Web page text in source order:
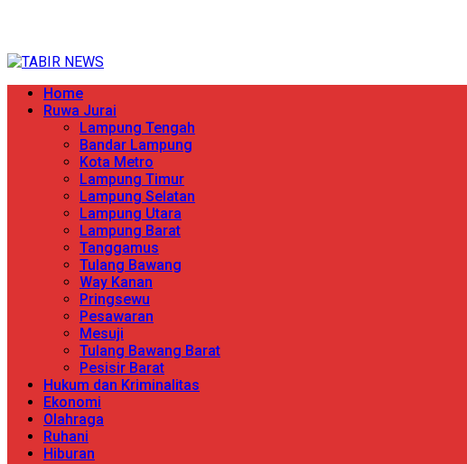
content
Primary
Menu
Home
Ruwa Jurai
Lampung Tengah
Bandar Lampung
Kota Metro
Lampung Timur
Lampung Selatan
Lampung Utara
Lampung Barat
Tanggamus
Tulang Bawang
Way Kanan
Pringsewu
Pesawaran
Mesuji
Tulang Bawang Barat
Pesisir Barat
Hukum dan Kriminalitas
Ekonomi
Olahraga
Ruhani
Hiburan